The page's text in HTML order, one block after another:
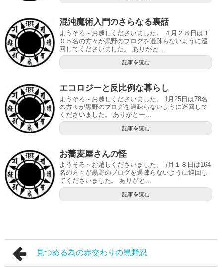
混沌魔術入門のさらなる裏話
ようそろ～お越しくださいました。 ４月２８日は１
０５名の方々が黒野のブログを過疎らないように巡
回してくださいました。 ありがと...
記事を読む
エコロジーと反比例な暮らし
ようそろ～お越しくださいました。 1月25日は78名
の方々が黒野のブログを過疎らないように巡回して
くださいました。 ありがとー...
記事を読む
お蕎麦屋さんの怪
ようそろ～お越しくださいました。 7月１８日は164
名の方々が黒野のブログを過疎らないように巡回し
てくださいました。 ありがと...
記事を読む
見つめる為の赤交わりの黒野忍